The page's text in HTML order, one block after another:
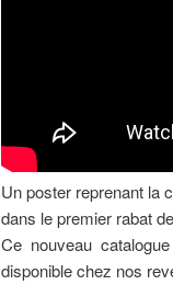
Un poster reprenant la
dans le premier rabat
Ce nouveau
disponible chez nos